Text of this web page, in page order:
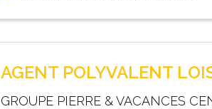
AGENT POLYVALENT
GROUPE PIERRE & VACANCES